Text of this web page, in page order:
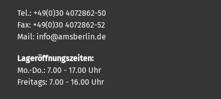
Tel.: +49(0)30 4072862-50
Fax: +49(0)30 4072862-52
Mail: info@amsberlin.de
Lageröffnungszeiten:
Mo.-Do.: 7.00 - 17.00 Uhr
Freitags: 7.00 - 16.00 Uhr